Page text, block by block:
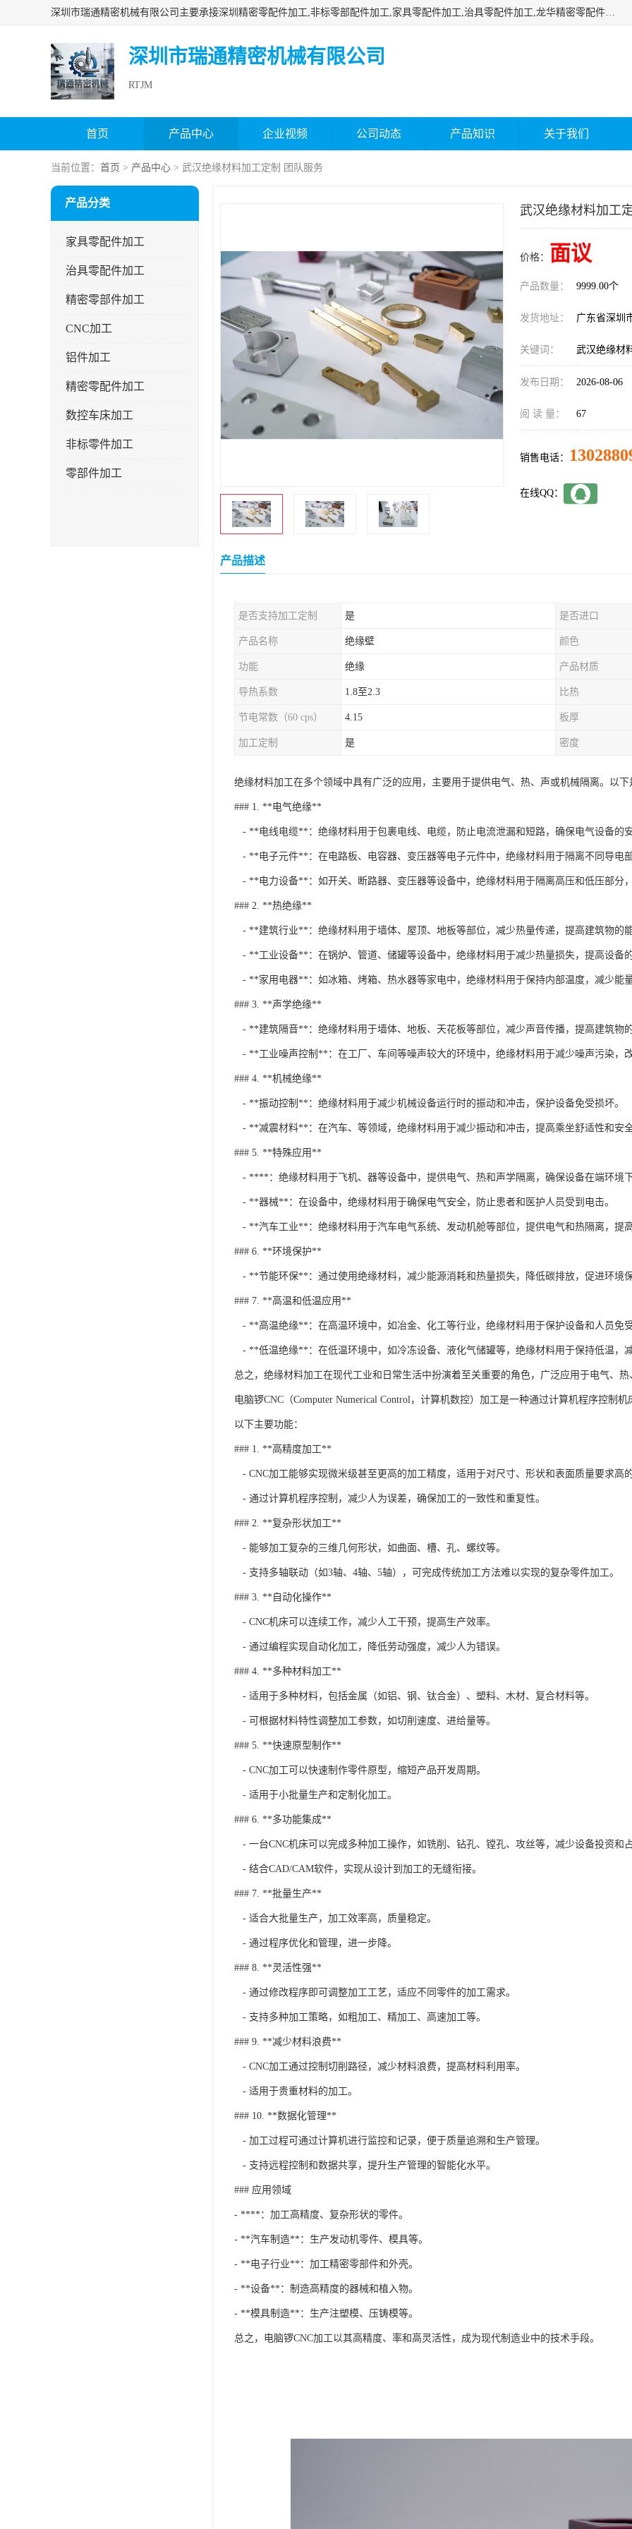
深圳市瑞通精密机械有限公司主要承接深圳精密零配件加工,非标零部配件加工,家具零配件加工,治具零配件加工,龙华精密零配件加工等各种各种精密机械加工，欢迎来来电咨询！
深圳市瑞通精密机械有限公司
RTJM
首页 产品中心 企业视频 公司动态 产品知识 关于我们
当前位置： 首页 > 产品中心 > 武汉绝缘材料加工定制 团队服务
产品分类
家具零配件加工
治具零配件加工
精密零部件加工
CNC加工
铝件加工
精密零配件加工
数控车床加工
非标零件加工
零部件加工
武汉绝缘材料加工
价格： 面议
产品数量： 9999.00个
发货地址： 广东省深圳
关键词： 武汉绝缘材
发布日期： 2026-08-06
阅 读 量： 67
销售电话：
在线QQ：
产品描述
是否支持加工定制 是 是否进口
产品名称 绝缘壁 颜色
功能 绝缘 产品材质
导热系数 1.8至2.3 比热
节电常数（60 cps） 4.15 板厚
加工定制 是 密度
绝缘材料加工在多个领域中具有广泛的应用，主要用于提供电气、热、声或机械隔离。以下
### 1. **电气绝缘**
- **电线电缆**：绝缘材料用于包裹电线、电缆，防止电流泄漏和短路，确保电气设备的安
- **电子元件**：在电路板、电容器、变压器等电子元件中，绝缘材料用于隔离不同导电
- **电力设备**：如开关、断路器、变压器等设备中，绝缘材料用于隔离高压和低压部分
### 2. **热绝缘**
- **建筑行业**：绝缘材料用于墙体、屋顶、地板等部位，减少热量传递，提高建筑物的能
- **工业设备**：在锅炉、管道、储罐等设备中，绝缘材料用于减少热量损失，提高设备的
- **家用电器**：如冰箱、烤箱、热水器等家电中，绝缘材料用于保持内部温度，减少能量
### 3. **声学绝缘**
- **建筑隔音**：绝缘材料用于墙体、地板、天花板等部位，减少声音传播，提高建筑物的
- **工业噪声控制**：在工厂、车间等噪声较大的环境中，绝缘材料用于减少噪声污染，改
### 4. **机械绝缘**
- **振动控制**：绝缘材料用于减少机械设备运行时的振动和冲击，保护设备免受损坏。
- **减震材料**：在汽车、等领域，绝缘材料用于减少振动和冲击，提高乘坐舒适性和安全
### 5. **特殊应用**
- ****：绝缘材料用于飞机、器等设备中，提供电气、热和声学隔离，确保设备在端环境下
- **器械**：在设备中，绝缘材料用于确保电气安全，防止患者和医护人员受到电击。
- **汽车工业**：绝缘材料用于汽车电气系统、发动机舱等部位，提供电气和热隔离，提
### 6. **环境保护**
- **节能环保**：通过使用绝缘材料，减少能源消耗和热量损失，降低碳排放，促进环境保
### 7. **高温和低温应用**
- **高温绝缘**：在高温环境中，如冶金、化工等行业，绝缘材料用于保护设备和人员免受
- **低温绝缘**：在低温环境中，如冷冻设备、液化气储罐等，绝缘材料用于保持低温，减
总之，绝缘材料加工在现代工业和日常生活中扮演着至关重要的角色，广泛应用于电气、
电脑锣CNC（Computer Numerical Control，计算机数控）加工是一种通过计算机程序控制
以下主要功能：
### 1. **高精度加工**
- CNC加工能够实现微米级甚至更高的加工精度，适用于对尺寸、形状和表面质量要求高的
- 通过计算机程序控制，减少人为误差，确保加工的一致性和重复性。
### 2. **复杂形状加工**
- 能够加工复杂的三维几何形状，如曲面、槽、孔、螺纹等。
- 支持多轴联动（如3轴、4轴、5轴），可完成传统加工方法难以实现的复杂零件加工。
### 3. **自动化操作**
- CNC机床可以连续工作，减少人工干预，提高生产效率。
- 通过编程实现自动化加工，降低劳动强度，减少人为错误。
### 4. **多种材料加工**
- 适用于多种材料，包括金属（如铝、钢、钛合金）、塑料、木材、复合材料等。
- 可根据材料特性调整加工参数，如切削速度、进给量等。
### 5. **快速原型制作**
- CNC加工可以快速制作零件原型，缩短产品开发周期。
- 适用于小批量生产和定制化加工。
### 6. **多功能集成**
- 一台CNC机床可以完成多种加工操作，如铣削、钻孔、镗孔、攻丝等，减少设备投资和占
- 结合CAD/CAM软件，实现从设计到加工的无缝衔接。
### 7. **批量生产**
- 适合大批量生产，加工效率高，质量稳定。
- 通过程序优化和管理，进一步降。
### 8. **灵活性强**
- 通过修改程序即可调整加工工艺，适应不同零件的加工需求。
- 支持多种加工策略，如粗加工、精加工、高速加工等。
### 9. **减少材料浪费**
- CNC加工通过控制切削路径，减少材料浪费，提高材料利用率。
- 适用于贵重材料的加工。
### 10. **数据化管理**
- 加工过程可通过计算机进行监控和记录，便于质量追溯和生产管理。
- 支持远程控制和数据共享，提升生产管理的智能化水平。
### 应用领域
- ****：加工高精度、复杂形状的零件。
- **汽车制造**：生产发动机零件、模具等。
- **电子行业**：加工精密零部件和外壳。
- **设备**：制造高精度的器械和植入物。
- **模具制造**：生产注塑模、压铸模等。
总之，电脑锣CNC加工以其高精度、率和高灵活性，成为现代制造业中的技术手段。